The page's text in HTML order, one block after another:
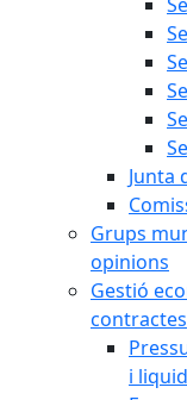
Junta
Grups
opinions
Gestió
contractes
i